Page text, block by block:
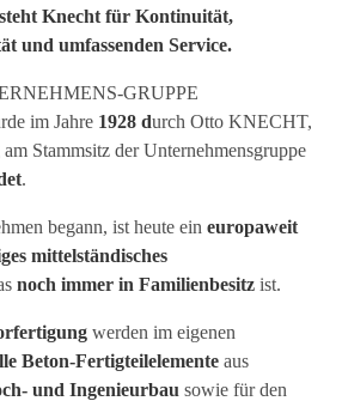
Knecht für Kontinuität,
und umfassenden Service.
GRUPPE
im Jahre 1928 durch Otto KNECHT,
Stammsitz der Unternehmensgruppe
.
begann, ist heute ein europaweit
mittelständisches
noch immer in Familienbesitz ist.
werden im eigenen
Beton-Fertigteilelemente aus
und Ingenieurbau sowie für den